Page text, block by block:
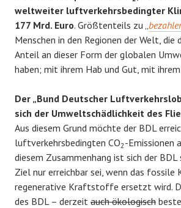
weltweiter luftverkehrsbedingter
177 Mrd. Euro. Größtenteils zu „
Menschen in den Regionen der Welt, die
Anteil an dieser Form der globalen
haben; mit ihrem Hab und Gut, mit ihrem
Der „Bund Deutscher
sich der Umweltschädlichkeit des
Aus diesem Grund möchte der BDL
luftverkehrsbedingten CO2-Emissionen
diesem Zusammenhang ist sich der BDL
Ziel nur erreichbar sei, wenn das fossile
regenerative Kraftstoffe ersetzt wird.
des BDL – derzeit auch ökologisch